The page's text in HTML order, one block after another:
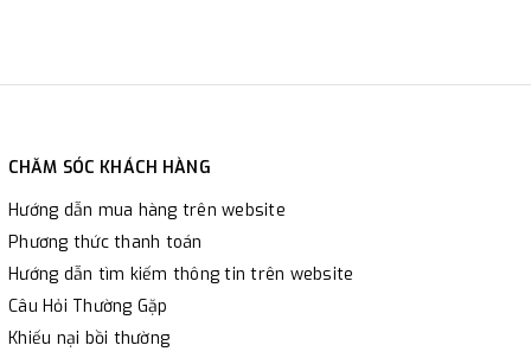
CHĂM SÓC KHÁCH HÀNG
Hướng dẫn mua hàng trên website
Phương thức thanh toán
Hướng dẫn tìm kiếm thông tin trên website
Câu Hỏi Thường Gặp
Khiếu nại bồi thường